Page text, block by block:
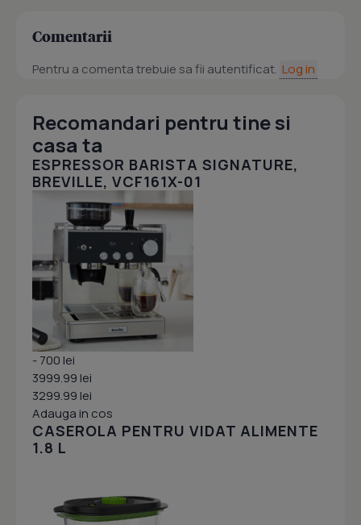
Comentarii
Pentru a comenta trebuie sa fii autentificat. Log in
Recomandari pentru tine si
casa ta
ESPRESSOR BARISTA SIGNATURE,
BREVILLE, VCF161X-01
- 700 lei
3999.99 lei
3299.99 lei
Adauga in cos
CASEROLA PENTRU VIDAT ALIMENTE
1.8 L